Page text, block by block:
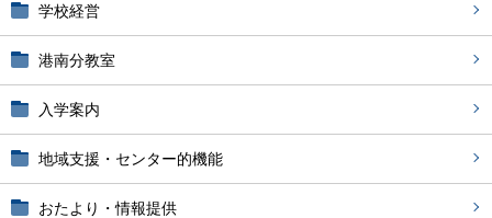
学校経営
港南分教室
入学案内
地域支援・センター的機能
おたより・情報提供